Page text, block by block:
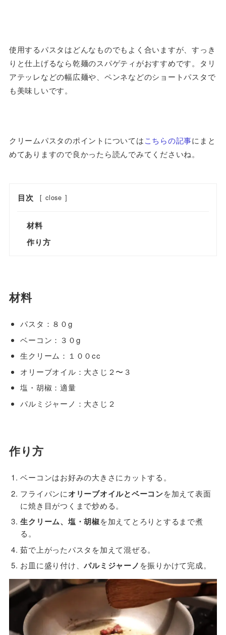
使用するパスタはどんなものでもよく合いますが、すっき
りと仕上げるなら乾麺のスパゲティがおすすめです。タリ
アテッレなどの幅広麺や、ペンネなどのショートパスタで
も美味しいです。
クリームパスタのポイントについてはこちらの記事にまと
めてありますので良かったら読んでみてくださいね。
目次 [ close ]
材料
作り方
材料
パスタ：８０g
ベーコン：３０g
生クリーム：１００cc
オリーブオイル：大さじ２〜３
塩・胡椒：適量
パルミジャーノ：大さじ２
作り方
ベーコンはお好みの大きさにカットする。
フライパンにオリーブオイルとベーコンを加えて表面
に焼き目がつくまで炒める。
生クリーム、塩・胡椒を加えてとろりとするまで煮
る。
茹で上がったパスタを加えて混ぜる。
お皿に盛り付け、パルミジャーノ を振りかけて完成。